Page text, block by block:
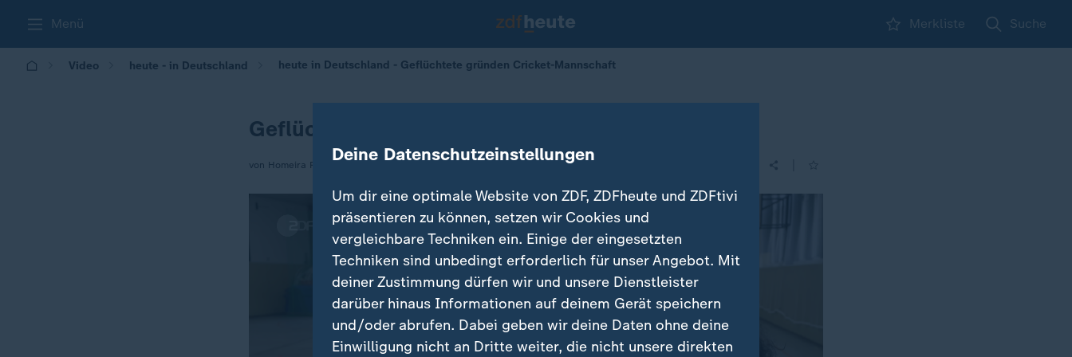
Menü Merkliste Suche
Video heute - in Deutschland heute in Deutschland - Geflüchtete gründen Cricket-Mannschaft
Geflüchtete gründen Cricket-Mannschaft
von Homeira Rhein Deine Datenschutzeinstellungen
Um dir eine optimale Website von ZDF, ZDFheute und ZDFtivi
präsentieren zu können, setzen wir Cookies und
vergleichbare Techniken ein. Einige der eingesetzten
Techniken sind unbedingt erforderlich für unser Angebot. Mit
deiner Zustimmung dürfen wir und unsere Dienstleister
darüber hinaus Informationen auf deinem Gerät speichern
und/oder abrufen. Dabei geben wir deine Daten ohne deine
Einwilligung nicht an Dritte weiter, die nicht unsere direkten